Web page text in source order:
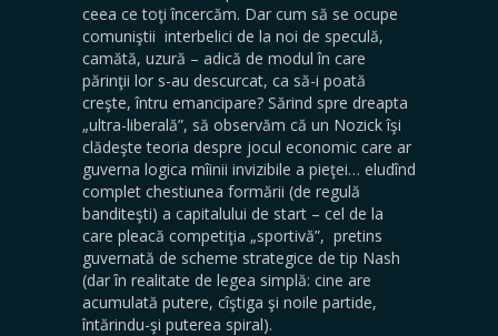
ceea ce toţi încercăm. Dar cum să se ocupe
comuniştii interbelici de la noi de speculă,
camătă, uzură – adică de modul în care
părinţii lor s-au descurcat, ca să-i poată
creşte, întru emancipare? Sărind spre dreapta
„ultra-liberală”, să observăm că un Nozick îşi
clădeşte teoria despre jocul economic care ar
guverna logica mîinii invizibile a pieţei… eludînd
complet chestiunea formării (de regulă
banditeşti) a capitalului de start – cel de la
care pleacă competiţia „sportivă”, pretins
guvernată de scheme strategice de tip Nash
(dar în realitate de legea simplă: cine are
acumulată putere, cîştiga şi noile partide,
întărindu-şi puterea spiral).